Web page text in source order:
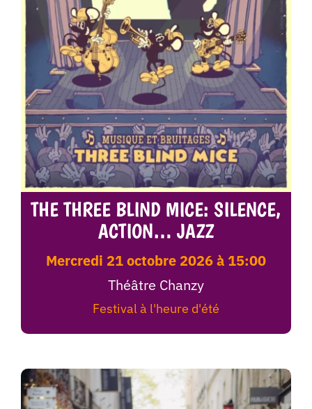
THE THREE BLIND MICE: SILENCE,
ACTION… JAZZ
mercredi 21 octobre 2026 à 15:00
Théâtre Chanzy
Festival à l'heure d'été